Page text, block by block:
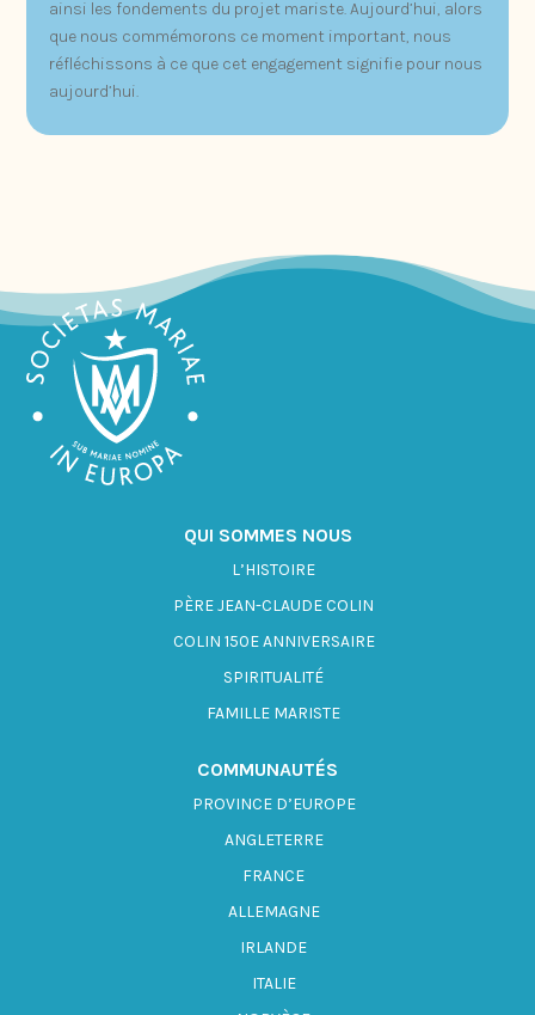
ainsi les fondements du projet mariste. Aujourd’hui, alors
que nous commémorons ce moment important, nous
réfléchissons à ce que cet engagement signifie pour nous
aujourd’hui.
QUI SOMMES NOUS
L’HISTOIRE
PÈRE JEAN-CLAUDE COLIN
COLIN 150E ANNIVERSAIRE
SPIRITUALITÉ
FAMILLE MARISTE
COMMUNAUTÉS
PROVINCE D’EUROPE
ANGLETERRE
FRANCE
ALLEMAGNE
IRLANDE
ITALIE